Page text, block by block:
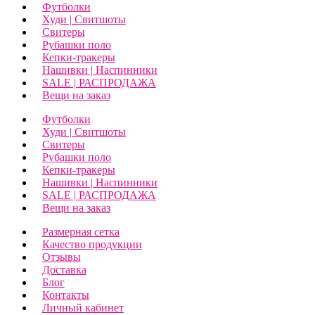
Футболки
Худи | Свитшоты
Свитеры
Рубашки поло
Кепки-тракеры
Нашивки | Наспинники
SALE | РАСПРОДАЖА
Вещи на заказ
Футболки
Худи | Свитшоты
Свитеры
Рубашки поло
Кепки-тракеры
Нашивки | Наспинники
SALE | РАСПРОДАЖА
Вещи на заказ
Размерная сетка
Качество продукции
Отзывы
Доставка
Блог
Контакты
Личный кабинет